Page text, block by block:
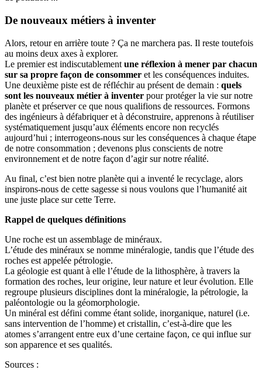
De nouveaux métiers à inventer
Alors, retour en arrière toute ? Ça ne marchera pas. Il reste toutefois
au moins deux axes à explorer.
Le premier est indiscutablement une réflexion à mener par chacun
sur sa propre façon de consommer et les conséquences induites.
Une deuxième piste est de réfléchir au présent de demain : quels
sont les nouveaux métier à inventer pour protéger la vie sur notre
planète et préserver ce que nous qualifions de ressources. Formons
des ingénieurs à défabriquer et à déconstruire, apprenons à réutiliser
systématiquement jusqu’aux éléments encore non recyclés
aujourd’hui ; interrogeons-nous sur les conséquences à chaque étape
de notre consommation ; devenons plus conscients de notre
environnement et de notre façon d’agir sur notre réalité.
Au final, c’est bien notre planète qui a inventé le recyclage, alors
inspirons-nous de cette sagesse si nous voulons que l’humanité ait
une juste place sur cette Terre.
Rappel de quelques définitions
Une roche est un assemblage de minéraux.
L’étude des minéraux se nomme minéralogie, tandis que l’étude des
roches est appelée pétrologie.
La géologie est quant à elle l’étude de la lithosphère, à travers la
formation des roches, leur origine, leur nature et leur évolution. Elle
regroupe plusieurs disciplines dont la minéralogie, la pétrologie, la
paléontologie ou la géomorphologie.
Un minéral est défini comme étant solide, inorganique, naturel (i.e.
sans intervention de l’homme) et cristallin, c’est-à-dire que les
atomes s’arrangent entre eux d’une certaine façon, ce qui influe sur
son apparence et ses qualités.
Sources :